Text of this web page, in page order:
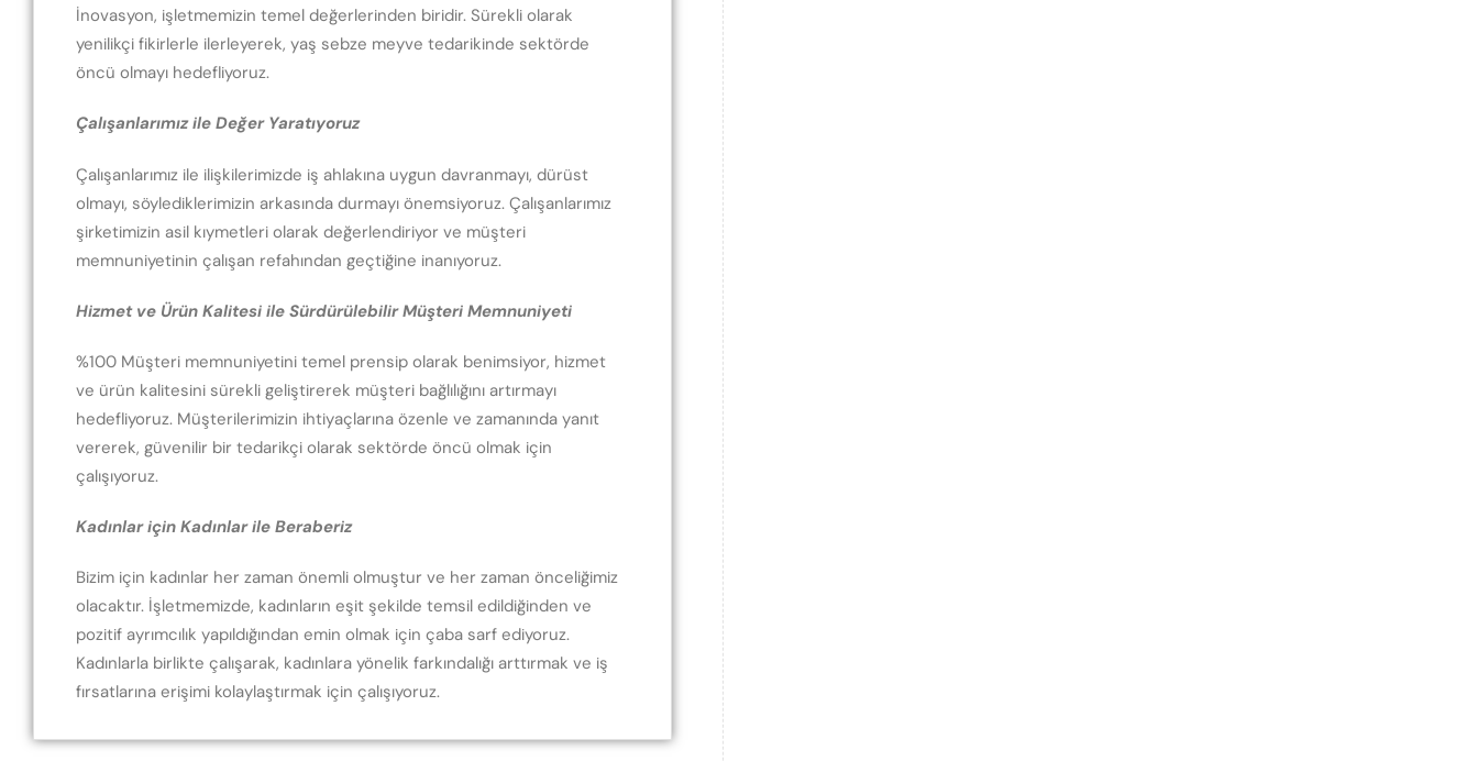
İnovasyon, işletmemizin temel değerlerinden biridir. Sürekli olarak
yenilikçi fikirlerle ilerleyerek, yaş sebze meyve tedarikinde sektörde
öncü olmayı hedefliyoruz.
Çalışanlarımız ile Değer Yaratıyoruz
Çalışanlarımız ile ilişkilerimizde iş ahlakına uygun davranmayı, dürüst
olmayı, söylediklerimizin arkasında durmayı önemsiyoruz. Çalışanlarımız
şirketimizin asil kıymetleri olarak değerlendiriyor ve müşteri
memnuniyetinin çalışan refahından geçtiğine inanıyoruz.
Hizmet ve Ürün Kalitesi ile Sürdürülebilir Müşteri Memnuniyeti
%100 Müşteri memnuniyetini temel prensip olarak benimsiyor, hizmet
ve ürün kalitesini sürekli geliştirerek müşteri bağlılığını artırmayı
hedefliyoruz. Müşterilerimizin ihtiyaçlarına özenle ve zamanında yanıt
vererek, güvenilir bir tedarikçi olarak sektörde öncü olmak için
çalışıyoruz.
Kadınlar için Kadınlar ile Beraberiz
Bizim için kadınlar her zaman önemli olmuştur ve her zaman önceliğimiz
olacaktır. İşletmemizde, kadınların eşit şekilde temsil edildiğinden ve
pozitif ayrımcılık yapıldığından emin olmak için çaba sarf ediyoruz.
Kadınlarla birlikte çalışarak, kadınlara yönelik farkındalığı arttırmak ve iş
fırsatlarına erişimi kolaylaştırmak için çalışıyoruz.